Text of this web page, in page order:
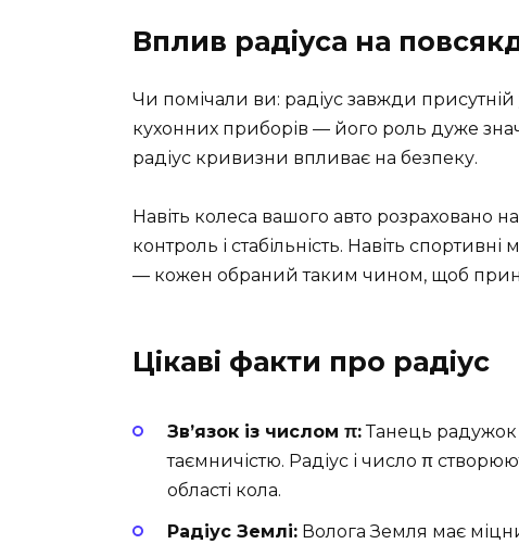
Вплив радіуса на
Чи помічали ви: радіус завжди
кухонних приборів — його роль дуже
радіус кривизни впливає на безпеку.
Навіть колеса вашого авто розраховано
контроль і стабільність. Навіть
— кожен обраний таким чином, щоб
Цікаві факти про радіус
Зв’язок із числом π:Танець радужок
таємничістю. Радіус і число π
області кола.
Радіус Землі: Волога Земля має